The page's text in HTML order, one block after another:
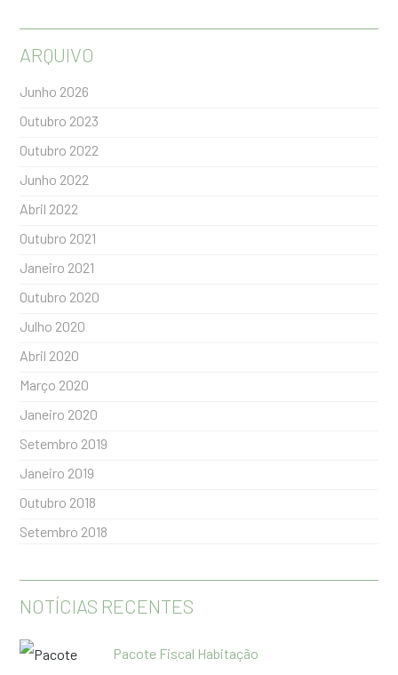
ARQUIVO
Junho 2026
Outubro 2023
Outubro 2022
Junho 2022
Abril 2022
Outubro 2021
Janeiro 2021
Outubro 2020
Julho 2020
Abril 2020
Março 2020
Janeiro 2020
Setembro 2019
Janeiro 2019
Outubro 2018
Setembro 2018
NOTÍCIAS RECENTES
Pacote Fiscal Habitação